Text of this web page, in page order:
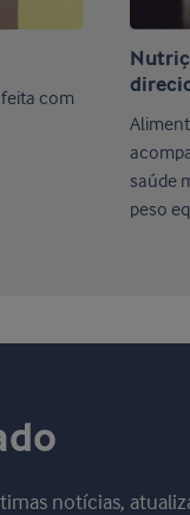
com
saúde
peso
notícias,